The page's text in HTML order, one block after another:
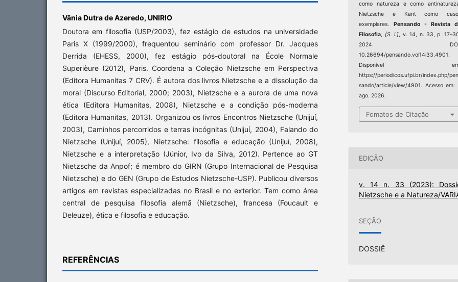
Vânia Dutra de Azeredo, UNIRIO
Doutora em filosofia (USP/2003), fez estágio de estudos na universidade
Paris X (1999/2000), frequentou seminário com professor Dr. Jacques
Derrida (EHESS, 2000), fez estágio pós-doutoral na École Normale
Superièure (2012), Paris. Coordena a Coleção Nietzsche em Perspectiva
(Editora Humanitas 7 CRV). É autora dos livros Nietzsche e a dissolução da
moral (Discurso Editorial, 2000; 2003), Nietzsche e a aurora de uma nova
ética (Editora Humanitas, 2008), Nietzsche e a condição pós-moderna
(Editora Humanitas, 2013). Organizou os livros Encontros Nietzsche (Unijuí,
2003), Caminhos percorridos e terras incógnitas (Unijuí, 2004), Falando do
Nietzsche (Unijuí, 2005), Nietzsche: filosofia e educação (Unijuí, 2008),
Nietzsche e a interpretação (Júnior, Ivo da Silva, 2012). Pertence ao GT
Nietzsche da Anpof; é membro do GIRN (Grupo Internacional de Pesquisa
Nietzsche) e do GEN (Grupo de Estudos Nietzsche-USP). Publicou diversos
artigos em revistas especializadas no Brasil e no exterior. Tem como área
central de pesquisa filosofia alemã (Nietzsche), francesa (Foucault e
Deleuze), ética e filosofia e educação.
REFERÊNCIAS
como natureza e como
Nietzsche e Kant como
exemplares.Pensando - Revista
Filosofia, [S. l.], v. 14, n. 33, p.
2024.
10.26694/pensando.vol14i33.4901.
Disponível
https://periodicos.ufpi.br/index.php/pen
sando/article/view/4901. Acesso em:
ago. 2026.
Fomatos de Citação
EDIÇÃO
v. 14 n. 33 (2023):
Nietzsche e a Natureza/
SEÇÃO
DOSSIÊ